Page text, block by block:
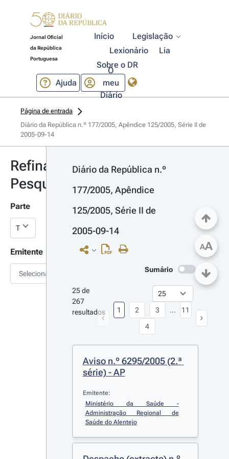
Jornal Oficial
da República
Portuguesa
Início
Legislação
Lexionário
Lia
Sobre o DR
Ajuda
O
meu
Diário
Página de entrada
Diário da República n.º 177/2005, Apêndice 125/2005, Série II de
2005-09-14
Refinar
Pesquisa
Parte
Emitente
Selecionar
Diário da República n.º
177/2005, Apêndice
125/2005, Série II de
2005-09-14
Sumário
25 de
267
resultados
1 2
3
4
... 11
Aviso n.º 6295/2005 (2.ª
série) - AP
Emitente:
Ministério da Saúde -
Administração Regional de
Saúde do Alentejo
AA